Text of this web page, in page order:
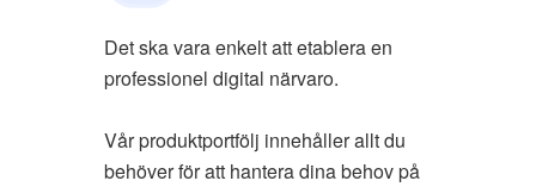
Det ska vara enkelt att etablera en
professionel digital närvaro.
Vår produktportfölj innehåller allt du
behöver för att hantera dina behov på